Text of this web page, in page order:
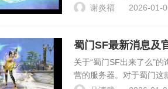
新的一年的到来。 随着
谢炎福 2026-01-
蜀门SF最新消息及
关于“蜀门SF出来了么”
营的服务器。对于蜀门这